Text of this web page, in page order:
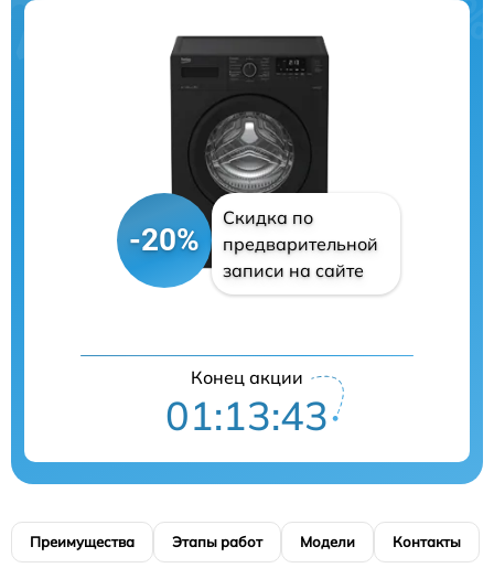
-20%
Скидка по
предварительной
записи на сайте
Конец акции
01:13:42
Преимущества Этапы работ Модели Контакты